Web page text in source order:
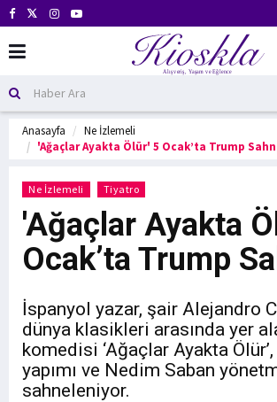
Anasayfa
Ne İzlemeli
'Ağaçlar Ayakta Ölür' 5 Ocak’ta Trump
Ne İzlemeli Tiyatro
'Ağaçlar Ayakta
Ocak’ta Trump
İspanyol yazar, şair Alejandro
dünya klasikleri arasında yer
komedisi ‘Ağaçlar Ayakta
yapımı ve Nedim Saban
sahneleniyor.